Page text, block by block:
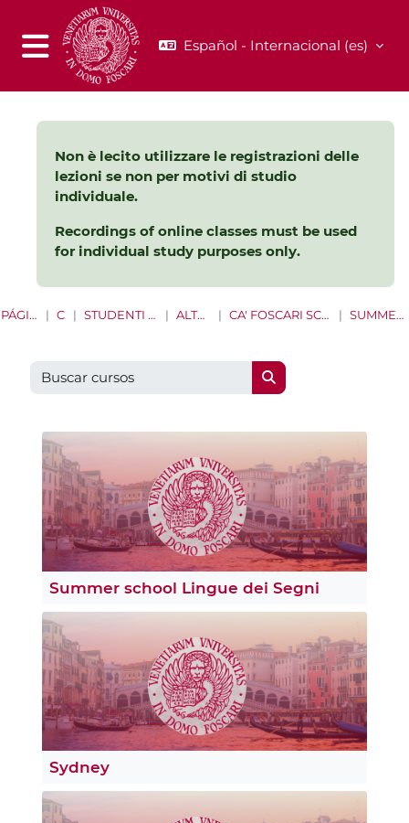
Salta al contenido principal
Panel lateral
Español - Internacional ‎(es)‎
Non è lecito utilizzare le registrazioni delle
lezioni se non per motivi di studio
individuale.
Recordings of online classes must be used
for individual study purposes only.
PÁGINA PRINCIPAL CURSOS STUDENTI LAUREE E LAUREE MAGISTRALI ALTRE OPPORTUNITÀ CA' FOSCARI SCHOOL FOR INTERNATIONAL EDUCATION SUMMER AND WINTER SCHOOLS
Buscar cursos
Buscar cursos
Summer school Lingue dei Segni
Sydney